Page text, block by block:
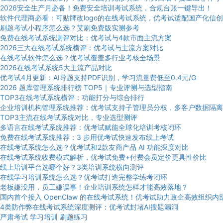
2026安全生产月必备！免费安全培训考试系统，合规台账一键导出！
软件代理商必看：可贴牌改logo的在线考试系统，优考试适配国产化信创
刷题考试小程序怎么选？艾刷免费版实测参考
免费在线考试系统测评对比：优考试与4款市面主流方案
2026三大在线考试系统横评：优考试与主流方案对比
在线考试软件怎么选？优考试覆盖多行业考核全场景
2026在线考试系统5大主流产品对比
优考试4月更新：AI导题支持PDF识别，学习流量费低至0.4元/G
2026 题库管理系统排行榜 TOP5｜专业评测与选型指南
TOP3在线考试系统横评：功能打分与综合排行
企业培训机构管理系统推荐：优考试支持子管理员分权，多客户数据隔离
TOP3主流在线考试系统对比，专业选型测评
多语言在线考试系统推荐：优考试赋能全球化培训考核闭环
免费在线考试系统推荐：3 步用优考试快速发布线上考试
在线考试系统怎么选？优考试和2款友商产品 AI 功能深度对比
在线考试系统收费模式解析，优考试免费+付费会员定价更具性价比
线上培训平台选哪个好？3类培训系统横向测评
在线学习培训系统怎么选？优考试打造完整学练考闭环
老板嫌没用，员工嫌误事！企业培训系统怎样才能高效落地？
国内首个接入 OpenClaw 的在线考试系统！优考试助力政企高效组织内
4类防作弊在线考试系统深度测评：优考试封堵AI搜题漏洞
严肃考试 学习培训 刷题练习